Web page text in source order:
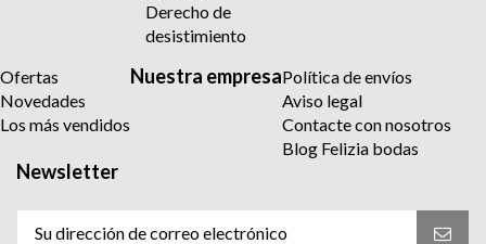
Derecho de
desistimiento
Ofertas
Novedades
Los más vendidos
Nuestra empresaPolítica de envíos
Aviso legal
Contacte con nosotros
Blog Felizia bodas
Newsletter